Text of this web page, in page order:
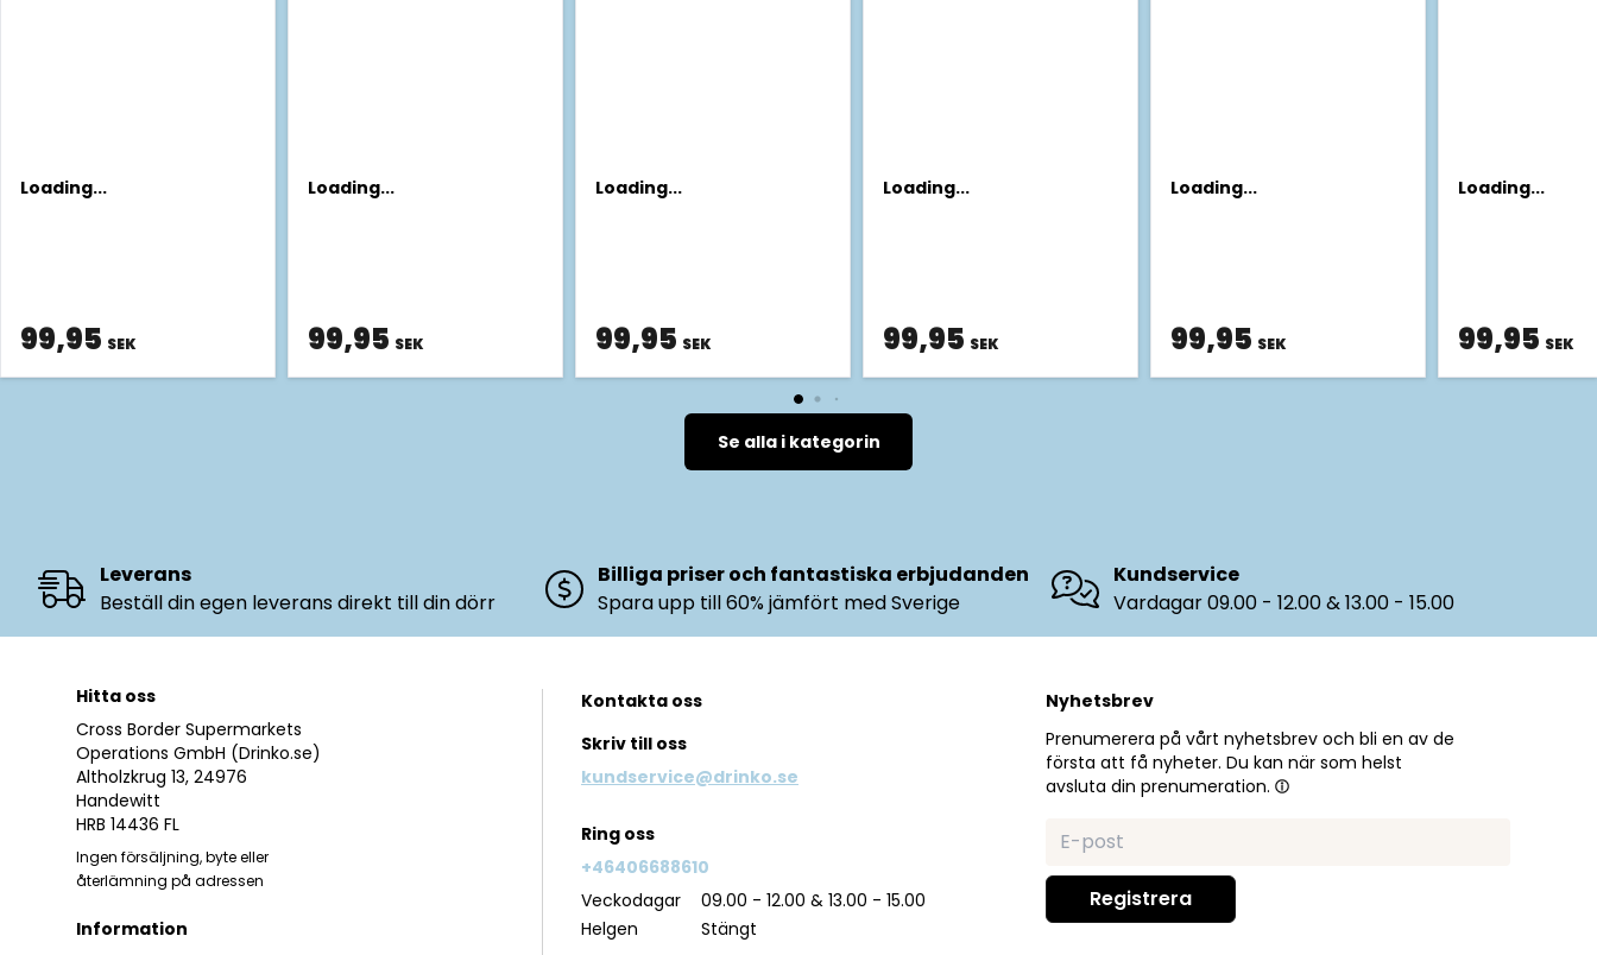
Loading...
99,95 SEK
Loading...
99,95 SEK
Loading...
99,95 SEK
Loading...
99,95 SEK
Loading...
99,95 SEK
Loading...
99,95 SEK
Se alla i kategorin
Leverans
Beställ din egen leverans direkt till din dörr
Billiga priser och fantastiska erbjudanden
Spara upp till 60% jämfört med Sverige
Kundservice
Vardagar 09.00 - 12.00 & 13.00 - 15.00
Hitta oss
Cross Border Supermarkets
Operations GmbH (Drinko.se)
Altholzkrug 13, 24976
Handewitt
HRB 14436 FL
Ingen försäljning, byte eller
återlämning på adressen
Information
Kontakta oss
Skriv till oss
kundservice@drinko.se
Ring oss
+46406688610
Veckodagar
09.00 - 12.00 & 13.00 - 15.00
Helgen
Stängt
Nyhetsbrev
Prenumerera på vårt nyhetsbrev och bli en av de
första att få nyheter. Du kan när som helst
avsluta din prenumeration.